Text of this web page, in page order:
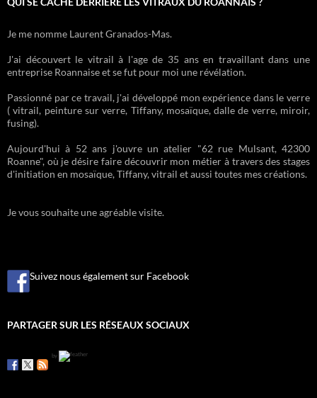
Je me nomme Laurent Granados-Mas.
J'ai découvert le vitrail à l'age de 35 ans en travaillant dans une
entreprise Roannaise et se fut pour moi une révélation.
Passionné par ce travail, j'ai développé mon expérience dans le verre
( vitrail, peinture sur verre, Tiffany, mosaïque, dalle de verre, miroir,
fusing).
Aujourd'hui à 52 ans j'ouvre un atelier "62 rue Mulsant, 42300
Roanne", où je désire faire découvrir mon métier à travers des stages
d'initiation en mosaïque, Tiffany, vitrail et aussi toutes mes créations.
Je vous souhaite une agréable visite.
Suivez nous également sur Facebook
PARTAGER SUR LES RÉSEAUX SOCIAUX
by